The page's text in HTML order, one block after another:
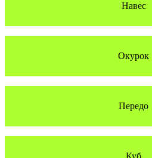
Навес
Окурок
Передо